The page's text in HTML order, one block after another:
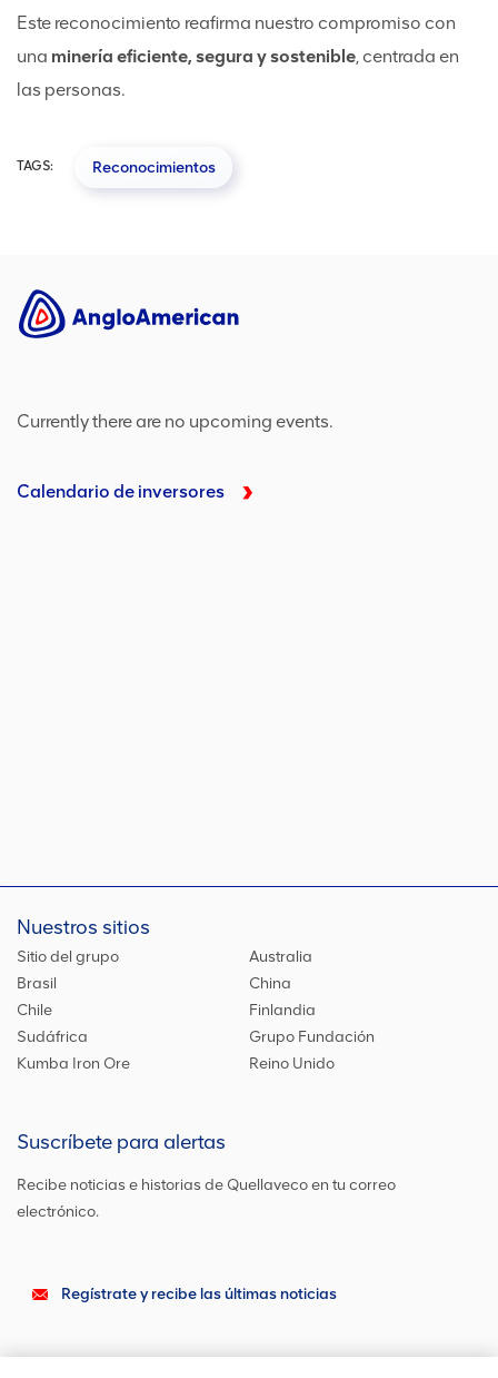
Este reconocimiento reafirma nuestro compromiso con
una minería eficiente, segura y sostenible, centrada en
las personas.
TAGS: Reconocimientos
Currently there are no upcoming events.
Calendario de inversores
Nuestros sitios
Sitio del grupo
Australia
Brasil
China
Chile
Finlandia
Sudáfrica
Grupo Fundación
Kumba Iron Ore
Reino Unido
Suscríbete para alertas
Recibe noticias e historias de Quellaveco en tu correo
electrónico.
Regístrate y recibe las últimas noticias